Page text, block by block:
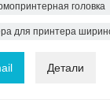
головка
для принтера
Детали